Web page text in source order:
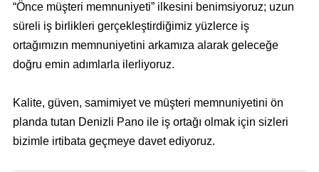
“Önce müşteri memnuniyeti” ilkesini benimsiyoruz; uzun
süreli iş birlikleri gerçekleştirdiğimiz yüzlerce iş
ortağımızın memnuniyetini arkamıza alarak geleceğe
doğru emin adımlarla ilerliyoruz.
Kalite, güven, samimiyet ve müşteri memnuniyetini ön
planda tutan Denizli Pano ile iş ortağı olmak için sizleri
bizimle irtibata geçmeye davet ediyoruz.